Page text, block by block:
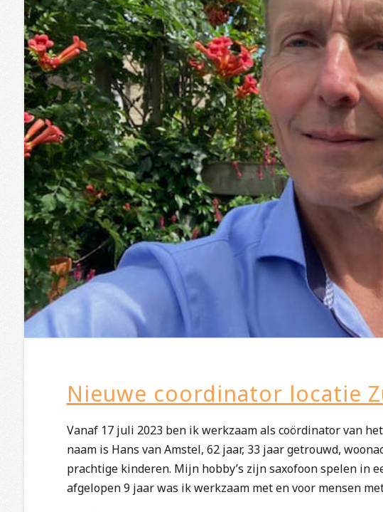
Nieuwe coordinator locatie
Vanaf 17 juli 2023 ben ik werkzaam als coördinator van
naam is Hans van Amstel, 62 jaar, 33 jaar getrouwd,
prachtige kinderen. Mijn hobby’s zijn saxofoon spelen in
afgelopen 9 jaar was ik werkzaam met en voor mensen